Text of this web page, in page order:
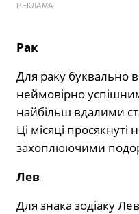
РЕКЛАМА
Рак
Для раку буквально
неймовірно
найбільш вдалими
Ці місяці
захоплюючими
Лев
Для знака зодіаку